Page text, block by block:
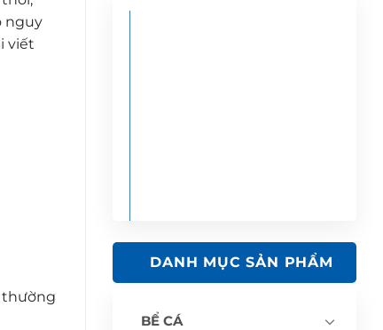
nguy
viết
thường
DANH MỤC SẢN PHẨM
BỂ CÁ